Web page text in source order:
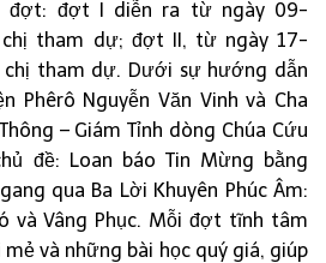
đợt: đợt I diễn ra từ ngày 09-
tham dự; đợt II, từ ngày 17-
tham dự. Dưới sự hướng dẫn
Phêrô Nguyễn Văn Vinh và Cha
– Giám Tỉnh dòng Chúa Cứu
đề: Loan báo Tin Mừng bằng
qua Ba Lời Khuyên Phúc Âm:
và Vâng Phục. Mỗi đợt tĩnh tâm
và những bài học quý giá, giúp